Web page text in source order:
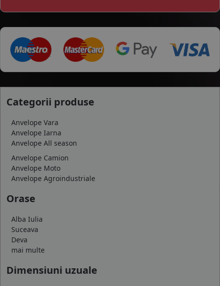
Categorii produse
Anvelope Vara
Anvelope Iarna
Anvelope All season
Anvelope Camion
Anvelope Moto
Anvelope Agroindustriale
Orase
Alba Iulia
Suceava
Deva
mai multe
Dimensiuni uzuale